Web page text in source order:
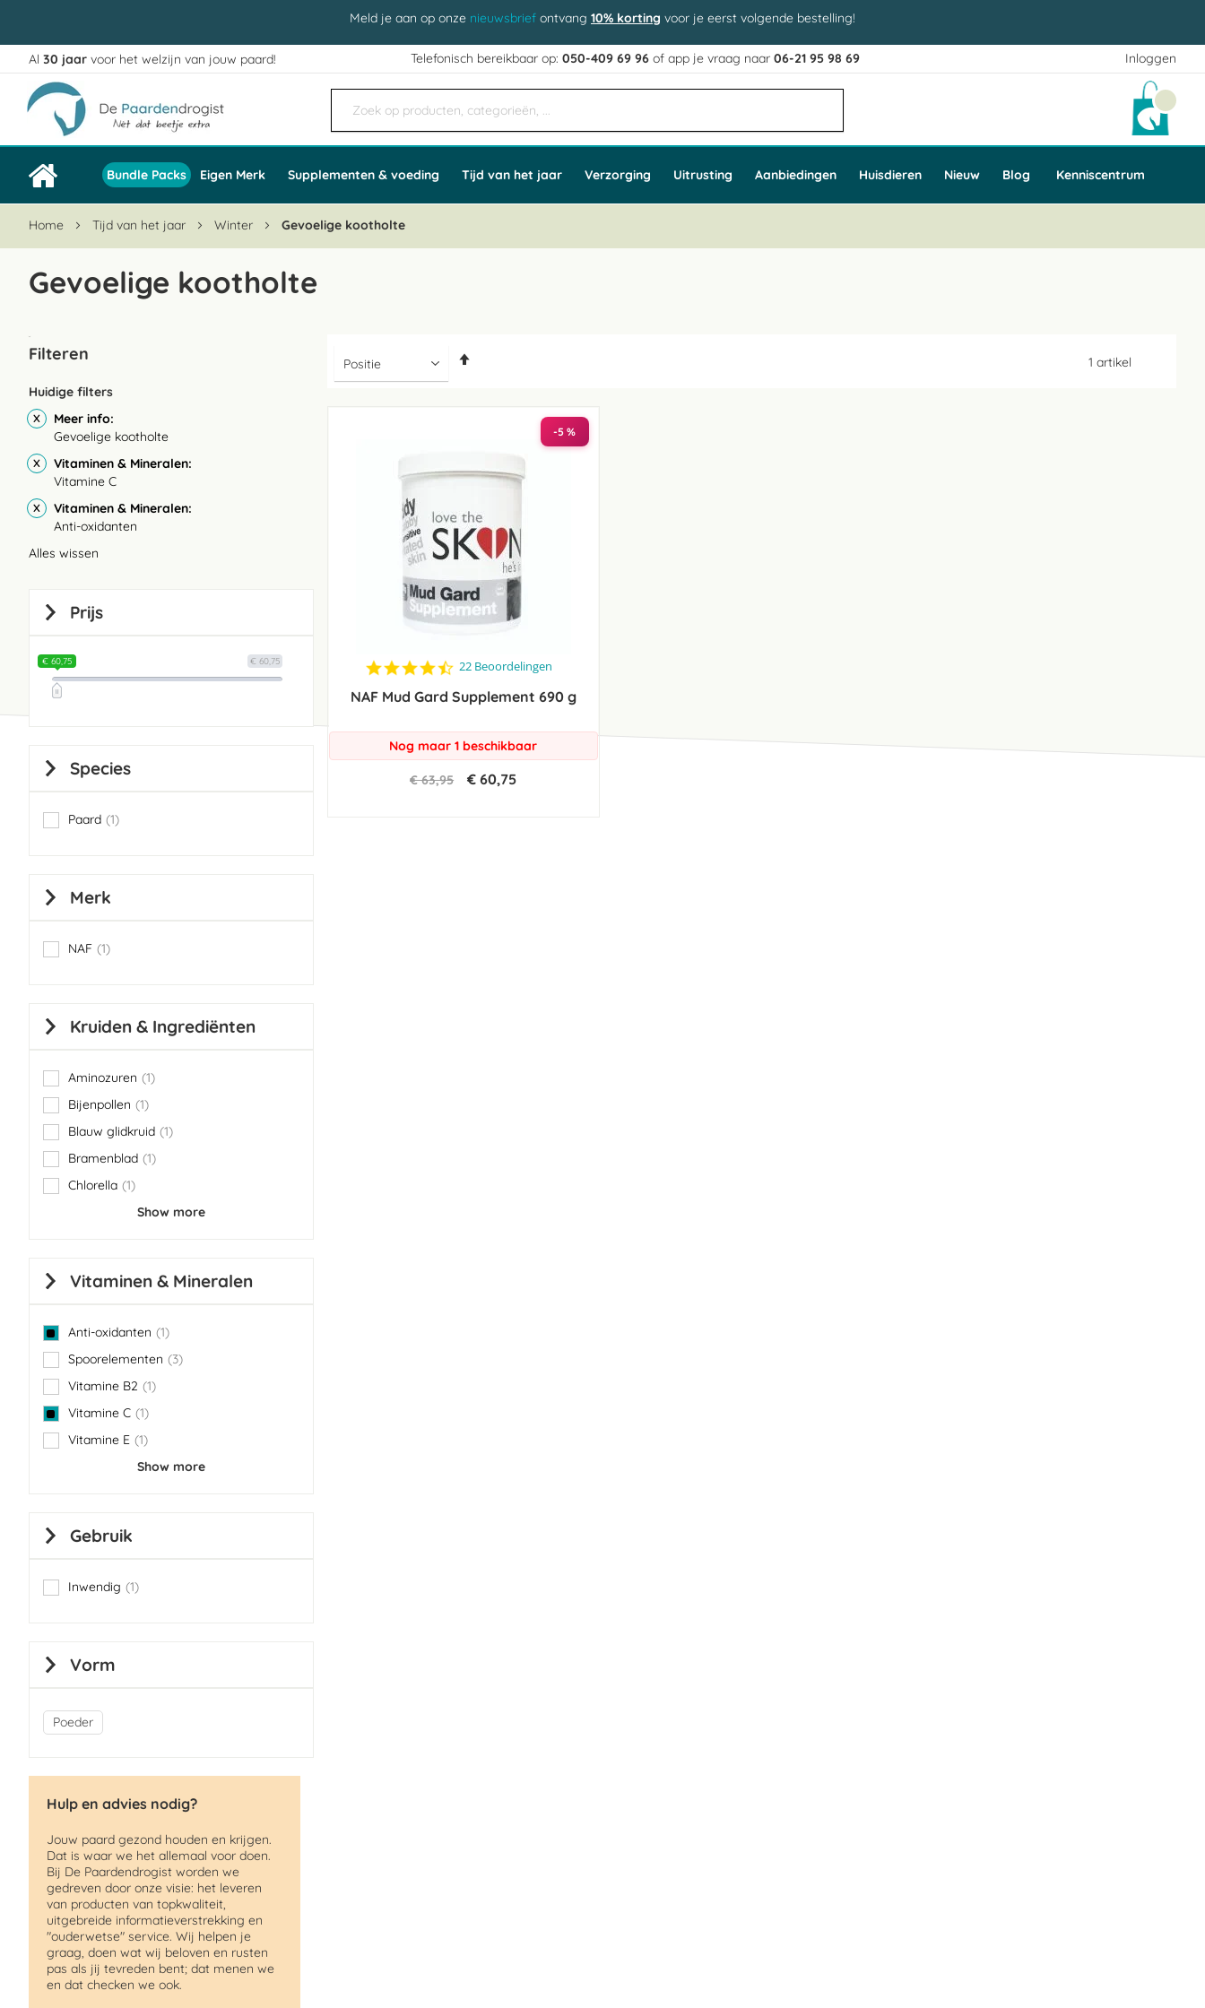
Meld je aan op onze nieuwsbrief ontvang 10% korting voor je eerst volgende bestelling!
Inloggen
Ga
naar
de
inhoud
Al 30 jaar voor het welzijn van jouw paard! Telefonisch bereikbaar op:050-409 69 96 of app je vraag naar06-21 95 98 69
Bundle Packs Eigen Merk Supplementen & voeding Tijd van het jaar Verzorging Uitrusting Aanbiedingen Huisdieren Nieuw Blog Kenniscentrum
Home Tijd van het jaar Winter Gevoelige kootholte
Gevoelige kootholte
1 artikel
-5 %
4.5
rating
22 Beoordelingen
NAF Mud Gard Supplement 690 g
Nog maar 1 beschikbaar
€ 63,95 € 60,75
Filteren
Huidige filters
Meer info
Gevoelige kootholte
Vitaminen & Mineralen
Vitamine C
Vitaminen & Mineralen
Anti-oxidanten
Alles wissen
Prijs
€ 60,75
€ 60,75
Species
Paard 1
item
Merk
NAF 1
item
Kruiden & Ingrediënten
Aminozuren 1
item
Bijenpollen
1
item
Blauw glidkruid 1
item
Bramenblad 1
item
Chlorella 1
item
Show more
Vitaminen & Mineralen
Anti-oxidanten 1
item
Spoorelementen
3
items
Vitamine B2
1
item
Vitamine C 1
item
Vitamine E 1
item
Show more
Gebruik
Inwendig 1
item
Vorm
Poeder
Hulp en advies nodig?
Jouw paard gezond houden en krijgen.
Dat is waar we het allemaal voor doen.
Bij De Paardendrogist worden we
gedreven door onze visie: het leveren
van producten van topkwaliteit,
uitgebreide informatieverstrekking en
"ouderwetse" service. Wij helpen je
graag, doen wat wij beloven en rusten
pas als jij tevreden bent; dat menen we
en dat checken we ook.